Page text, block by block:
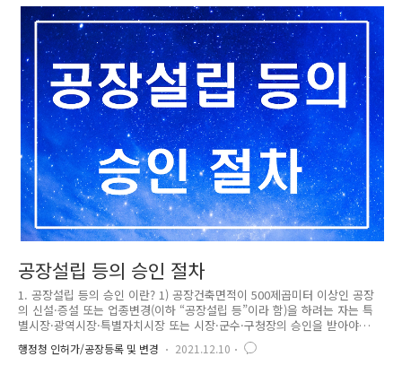
다. 따라서 분쟁은 없으나 당사자간의 법률관곌글 명확히 하기 위해서 서
로 양보하는 계약은 화해에 유사한 무명계약이지 화해계약이라고는 할 수
없다. 2. 화해계약의 효력 1) 화해계약이 성립되면, 특별한 사정이 없는 한,
당사자 일방이 양보한 권리는 소멸되고 상대방이 그 권리를 취득하는 효
력..
공장설립 등의 승인 절차
1. 공장설립 등의 승인 이란? 1) 공장건축면적이 500제곱미터 이상인 공장
의 신설·증설 또는 업종변경(이하 “공장설립 등”이라 함)을 하려는 자는 특
별시장·광역시장·특별자치시장 또는 시장·군수·구청장의 승인을 받아야
합니다. 2) 공장건축면적 500제곱미터 미만인 공장의 경우에도 허가·신고·
면허·승인·해제 또는 용도폐지 등의 의제(擬制)를 받으려는 자는 공장설립
행정청 인허가/공장등록 및 변경 2021.12.10